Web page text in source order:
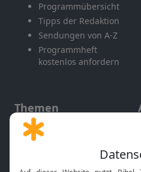
Programmübersicht
Tipps der Redaktion
Sendungen von A-Z
Programmheft
kostenlos anfordern
Themen
Gott und Bibel erklärt